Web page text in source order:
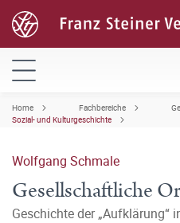
Home Fachbereiche
Sozial- und Kulturgeschichte
Wolfgang Schmale
Gesellschaftliche
Geschichte der „Aufklärung“